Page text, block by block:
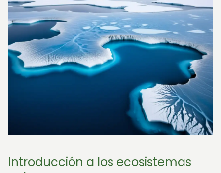
Introducción a los ecosistemas